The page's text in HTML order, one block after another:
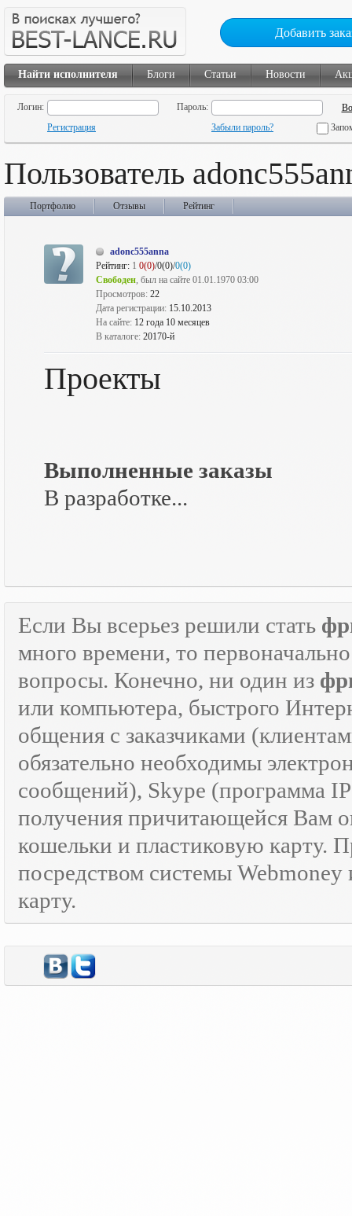
Добавить
Найти исполнителя Блоги Статьи Новости
Логин:
Пароль:
Регистрация
Забыли пароль?
Пользователь
Портфолио Отзывы Рейтинг
adonc555anna
Рейтинг: 1 0(0)/0(0)/0(0)
Свободен, был на сайте 01.01.1970 03:00
Просмотров: 22
Дата регистрации: 15.10.2013
На сайте: 12 года 10 месяцев
В каталоге: 20170-й
Проекты
Выполненные заказы
В разработке...
Если Вы всерьез решили стать
много времени, то
вопросы. Конечно, ни один из
или компьютера, быстрого
общения с заказчиками
обязательно необходимы
сообщений), Skype (программа
получения причитающейся Вам
кошельки и пластиковую карту.
посредством системы
карту.